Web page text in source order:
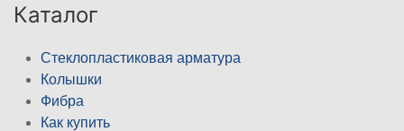
Каталог
Стеклопластиковая арматура
Колышки
Фибра
Как купить